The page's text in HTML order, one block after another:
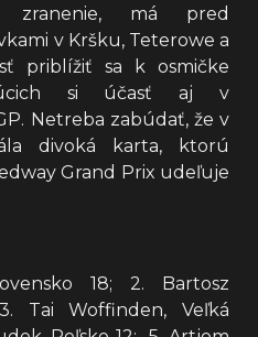
zranenie, má pred
v Kršku, Teterowe a
priblížiť sa k osmičke
si účasť aj v
Netreba zabúdať, že v
divoká karta, ktorú
Grand Prix udeľuje
18; 2. Bartosz
Tai Woffinden, Veľká